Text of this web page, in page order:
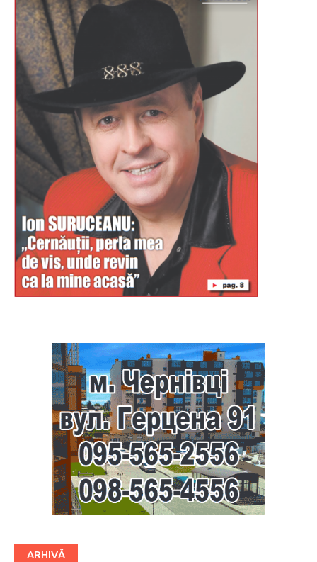
ARHIVĂ